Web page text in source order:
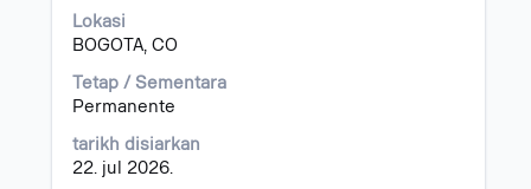
Lokasi
BOGOTA, CO
Tetap / Sementara
Permanente
tarikh disiarkan
22. jul 2026.
bar
ruang
melihat
kandungan
bagi
maklumat